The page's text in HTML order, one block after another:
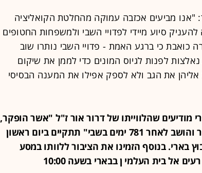
מביעים אכזבה עמוקה מהחלטת הקואליציה
סיוע מיידי לפדויי השבי ולמשפחות החטופים
כואבת כי ברגע האמת - פדויי השבי נותרו שוב
לפנות לגיוס המונים כדי לממן את שיקום
את הגב ולא לספק אפילו את המענה הבסיסי
מודיעים שהלווייתו של דרור אור ז"ל "אשר הופקר,
נרצח ונחטף בבוקר 7 באוקטובר והושב לאחר 781 ימים בשבי" תתקיים ביום ראשון
בקיבוץ בארי. בנוסף הזמינו את הציבור ללוותו במסע
אל בית העלמי ן בבארי בשעה 10:00